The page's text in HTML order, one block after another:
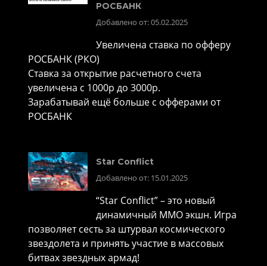
РОСБАНК
Добавлено от: 05.02.2025
Увеличена ставка по офферу
РОСБАНК (РКО)
Ставка за открытие расчетного счета
увеличена с 1000р до 3000р.
Зарабатывай ещё больше с офферами от
РОСБАНК
Star Conflict
Добавлено от: 15.01.2025
“Star Conflict” – это новый
динамичный MMO экшн. Игра
позволяет сесть за штурвал космического
звездолета и принять участие в массовых
битвах звездных армад!